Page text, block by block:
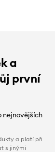
a
první
nejnovějších
a platí při
s jinými